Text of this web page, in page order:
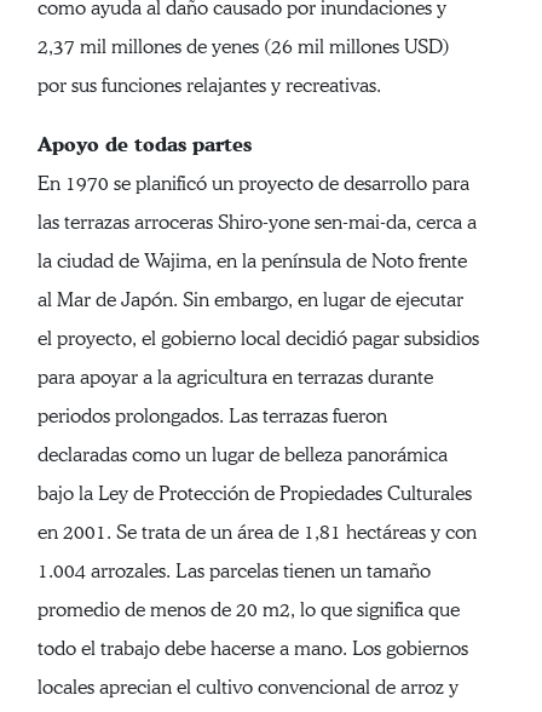
como ayuda al daño causado por inundaciones y
2,37 mil millones de yenes (26 mil millones USD)
por sus funciones relajantes y recreativas.
Apoyo de todas partes
En 1970 se planificó un proyecto de desarrollo para
las terrazas arroceras Shiro-yone sen-mai-da, cerca a
la ciudad de Wajima, en la península de Noto frente
al Mar de Japón. Sin embargo, en lugar de ejecutar
el proyecto, el gobierno local decidió pagar subsidios
para apoyar a la agricultura en terrazas durante
periodos prolongados. Las terrazas fueron
declaradas como un lugar de belleza panorámica
bajo la Ley de Protección de Propiedades Culturales
en 2001. Se trata de un área de 1,81 hectáreas y con
1.004 arrozales. Las parcelas tienen un tamaño
promedio de menos de 20 m2, lo que significa que
todo el trabajo debe hacerse a mano. Los gobiernos
locales aprecian el cultivo convencional de arroz y